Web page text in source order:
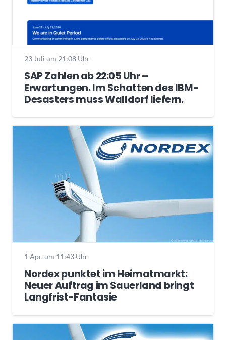
23 Juli um 21:08 Uhr
SAP Zahlen ab 22:05 Uhr –
Erwartungen. Im Schatten des IBM-
Desasters muss Walldorf liefern.
1 Apr. um 11:43 Uhr
Nordex punktet im Heimatmarkt:
Neuer Auftrag im Sauerland bringt
Langfrist-Fantasie